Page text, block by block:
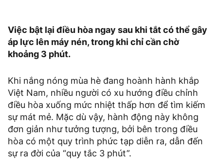
Việc bật lại điều hòa ngay sau khi tắt có thể gây
áp lực lên máy nén, trong khi chỉ cần chờ
khoảng 3 phút.
Khi nắng nóng mùa hè đang hoành hành khắp
Việt Nam, nhiều người có xu hướng điều chỉnh
điều hòa xuống mức nhiệt thấp hơn để tìm kiếm
sự mát mẻ. Mặc dù vậy, hành động này không
đơn giản như tưởng tượng, bởi bên trong điều
hòa có một quy trình phức tạp diễn ra, dẫn đến
sự ra đời của “quy tắc 3 phút”.